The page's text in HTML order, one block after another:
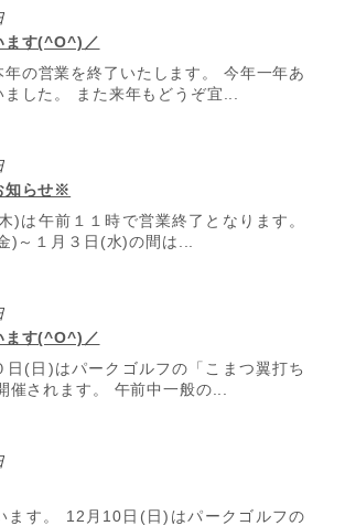
ます(^O^)／
の営業を終了いたします。 今年一年あ
ました。 また来年もどうぞ宜...
知らせ※
)は午前１１時で営業終了となります。
)～１月３日(水)の間は...
ます(^O^)／
日(日)はパークゴルフの「こまつ翼打ち
催されます。 午前中一般の...
ます。 12月10日(日)はパークゴルフの